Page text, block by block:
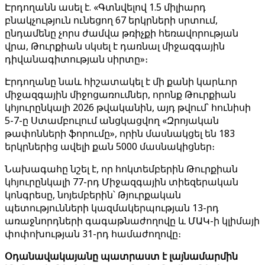
Էրդողանն ասել է. «Գտնվելով 1.5 միլիարդ
բնակչություն ունեցող 67 երկրների սրտում,
ընդամենը չորս ժամվա թռիչքի հեռավորության
վրա, Թուրքիան սկսել է դառնալ միջազգային
դիվանագիտության սիրտը»։
Էրդողանը նաև հիշատակել է մի քանի կարևոր
միջազգային միջոցառումներ, որոնք Թուրքիան
կհյուրընկալի 2026 թվականին, այդ թվում՝ հունիսի
5-7-ը Ստամբուլում անցկացվող «Զրոյական
թափոնների ֆորումը», որին մասնակցել են 183
երկրներից ավելի քան 5000 մասնակիցներ։
Նախագահը նշել է, որ հոկտեմբերին Թուրքիան
կհյուրընկալի 77-րդ Միջազգային տիեզերական
կոնգրեսը, նոյեմբերին՝ Թյուրքական
պետությունների կազմակերպության 13-րդ
առաջնորդների գագաթնաժողովը և ՄԱԿ-ի կլիմայի
փոփոխության 31-րդ համաժողովը։
Օդանավակայանը պատրաստ է լայնամարմին